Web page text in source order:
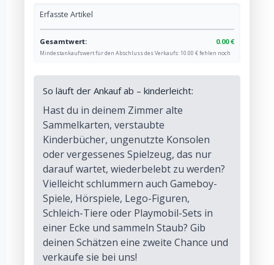
Erfasste Artikel
Gesamtwert: 0.00 €
Mindestankaufswert für den Abschluss des Verkaufs:10.00 € fehlen noch
So läuft der Ankauf ab – kinderleicht:
Hast du in deinem Zimmer alte
Sammelkarten, verstaubte
Kinderbücher, ungenutzte Konsolen
oder vergessenes Spielzeug, das nur
darauf wartet, wiederbelebt zu werden?
Vielleicht schlummern auch Gameboy-
Spiele, Hörspiele, Lego-Figuren,
Schleich-Tiere oder Playmobil-Sets in
einer Ecke und sammeln Staub? Gib
deinen Schätzen eine zweite Chance und
verkaufe sie bei uns!